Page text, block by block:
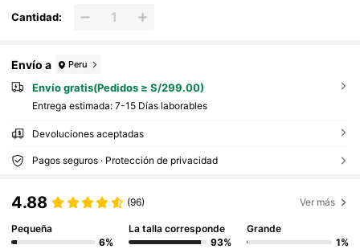
Cantidad:
Envío a Peru
Envío gratis(Pedidos ≥ S/299.00)
Entrega estimada: 7-15 Días laborables
Devoluciones aceptadas
Pagos seguros · Protección de privacidad
4.88 (96) Ver más
Pequeña
6%
La talla corresponde
93%
Grande
1%